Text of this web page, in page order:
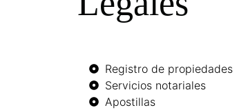
Registro de propiedades
Servicios notariales
Apostillas